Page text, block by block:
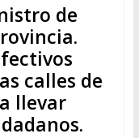
de
calles de
llevar